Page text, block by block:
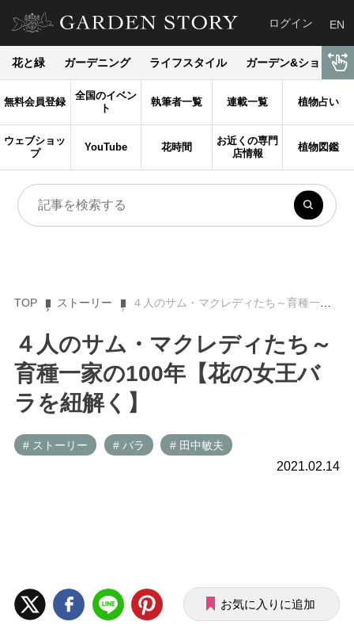
ログイン EN
花と緑 ガーデニング ライフスタイル ガーデン&ショップ
無料会員登録
全国のイベン
ト
執筆者一覧 連載一覧 植物占い
ウェブショッ
プ
YouTube 花時間
お近くの専門
店情報
植物図鑑
TOP ストーリー ４人のサム・マクレディたち～育種一家の100年【花の女王バラを紐解く】
４人のサム・マクレディたち～
育種一家の100年【花の女王バ
ラを紐解く】
# ストーリー # バラ # 田中敏夫
2021.02.14
お気に入りに追加